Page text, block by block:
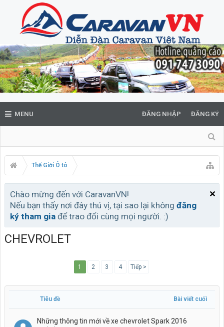
MENU ĐĂNG NHẬP ĐĂNG KÝ
Thế Giới Ô tô
Chào mừng đến với CaravanVN!
Nếu bạn thấy nơi đây thú vị, tại sao lại không đăng
ký tham gia để trao đổi cùng mọi người. :)
CHEVROLET
1 2 3 4 Tiếp >
Tiêu đề Bài viết cuối
Những thông tin mới về xe chevrolet Spark 2016